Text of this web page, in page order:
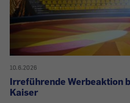
10.6.2026
Irreführende Werbeaktion
Kaiser